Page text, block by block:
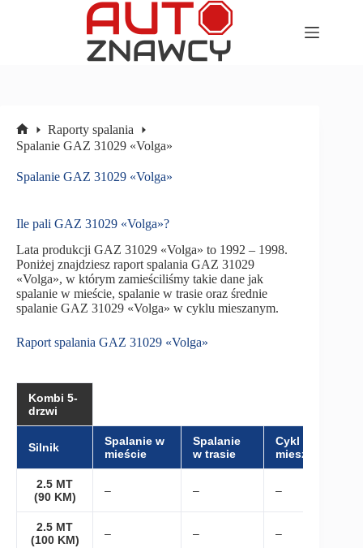
Strona
główna
Raporty spalania
Spalanie GAZ 31029 «Volga»
Spalanie GAZ 31029 «Volga»
Ile pali GAZ 31029 «Volga»?
Lata produkcji GAZ 31029 «Volga» to 1992 – 1998.
Poniżej znajdziesz raport spalania GAZ 31029
«Volga», w którym zamieściliśmy takie dane jak
spalanie w mieście, spalanie w trasie oraz średnie
spalanie GAZ 31029 «Volga» w cyklu mieszanym.
Raport spalania GAZ 31029 «Volga»
Kombi 5-
drzwi
Silnik
Spalanie w
mieście
Spalanie
w trasie
Cykl
mieszany
2.5 MT
(90 KM)
– – –
2.5 MT
(100 KM)
– – –